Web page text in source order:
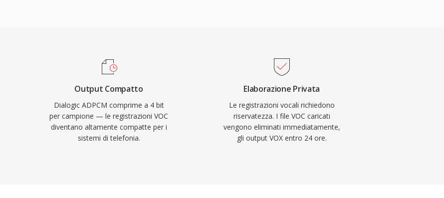
Output Compatto
Dialogic ADPCM comprime a 4 bit
per campione — le registrazioni VOC
diventano altamente compatte per i
sistemi di telefonia.
Elaborazione Privata
Le registrazioni vocali richiedono
riservatezza. I file VOC caricati
vengono eliminati immediatamente,
gli output VOX entro 24 ore.